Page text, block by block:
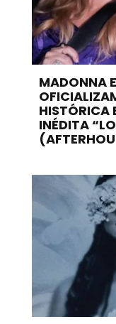
MADONNA
HISTÓRICA
INÉDITA